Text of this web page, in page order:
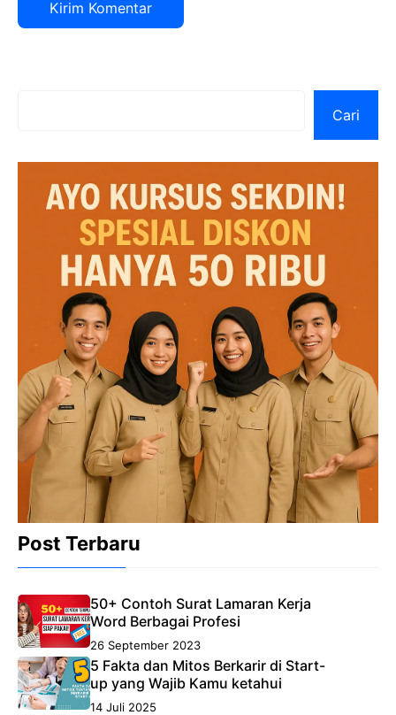
Cari
Post Terbaru
50+ Contoh Surat Lamaran Kerja
Word Berbagai Profesi
26 September 2023
5 Fakta dan Mitos Berkarir di Start-
up yang Wajib Kamu ketahui
14 Juli 2025